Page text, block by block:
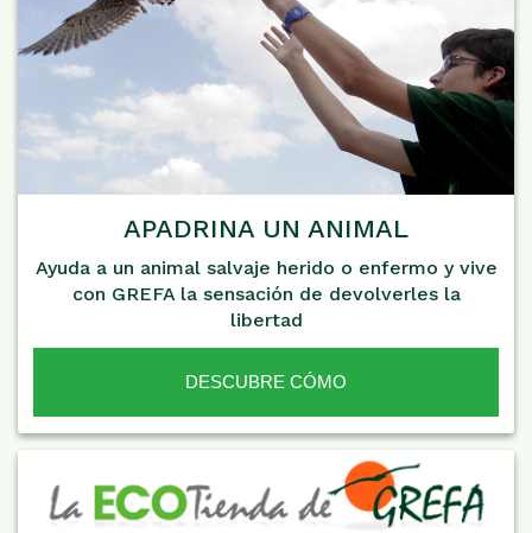
APADRINA UN ANIMAL
Ayuda a un animal salvaje herido o enfermo y vive
con GREFA la sensación de devolverles la
libertad
DESCUBRE CÓMO